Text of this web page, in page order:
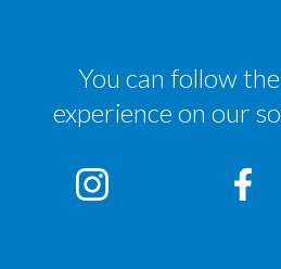
You can follow
experience on our